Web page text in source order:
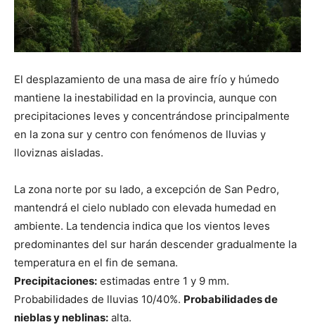
El desplazamiento de una masa de aire frío y húmedo
mantiene la inestabilidad en la provincia, aunque con
precipitaciones leves y concentrándose principalmente
en la zona sur y centro con fenómenos de lluvias y
lloviznas aisladas.
La zona norte por su lado, a excepción de San Pedro,
mantendrá el cielo nublado con elevada humedad en
ambiente. La tendencia indica que los vientos leves
predominantes del sur harán descender gradualmente la
temperatura en el fin de semana.
Precipitaciones: estimadas entre 1 y 9 mm.
Probabilidades de lluvias 10/40%. Probabilidades de
nieblas y neblinas: alta.